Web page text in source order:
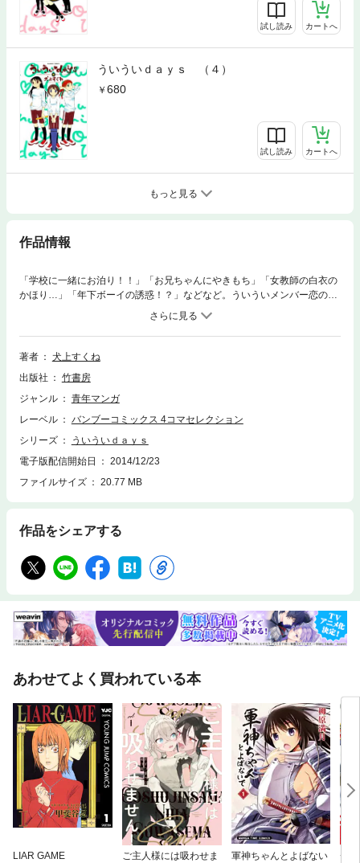
試し読み カートへ
ういういｄａｙｓ （４）
680
試し読み カートへ
もっと見る
作品情報
「学校に一緒にお泊り！！」「お兄ちゃんにやきもち」「女教師の白衣の
かほり…」「年下ボーイの誘惑！？」などなど。ういういメンバー恋の事
著者
犬上すくね
出版社
竹書房
ジャンル
青年マンガ
レーベル
バンブーコミックス 4コマセレクション
シリーズ
ういういｄａｙｓ
電子版配信開始日
2014/12/23
ファイルサイズ
20.77 MB
作品をシェアする
あわせてよく買われている本
LIAR GAME
ご主人様には吸わせま
軍神ちゃんとよばない
チ